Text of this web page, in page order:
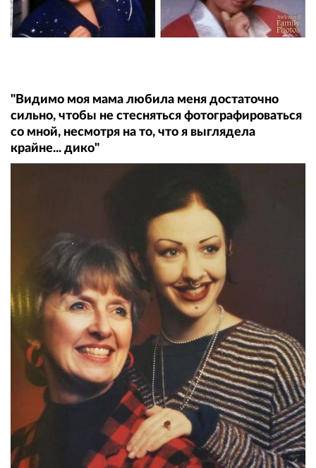
"Видимо моя мама любила меня достаточно
сильно, чтобы не стесняться фотографироваться
со мной, несмотря на то, что я выглядела
крайне... дико"